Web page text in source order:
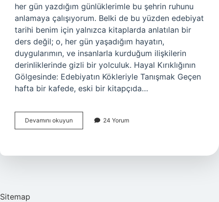
her gün yazdığım günlüklerimle bu şehrin ruhunu
anlamaya çalışıyorum. Belki de bu yüzden edebiyat
tarihi benim için yalnızca kitaplarda anlatılan bir
ders değil; o, her gün yaşadığım hayatın,
duygularımın, ve insanlarla kurduğum ilişkilerin
derinliklerinde gizli bir yolculuk. Hayal Kırıklığının
Gölgesinde: Edebiyatın Kökleriyle Tanışmak Geçen
hafta bir kafede, eski bir kitapçıda…
Devamını okuyun Edebiyat
tarihi
ilgilidir
24 Yorum
Sitemap